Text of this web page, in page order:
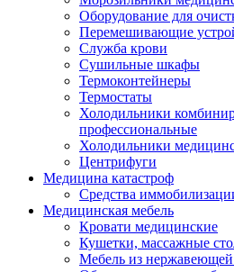
Оборудование для
Перемешивающие
Служба крови
Сушильные шкафы
Термоконтейнеры
Термостаты
Холодильники
профессиональные
Холодильники
Центрифуги
Медицина катастроф
Средства
Медицинская мебель
Кровати медицинские
Кушетки, массажные
Мебель из нержавеющей